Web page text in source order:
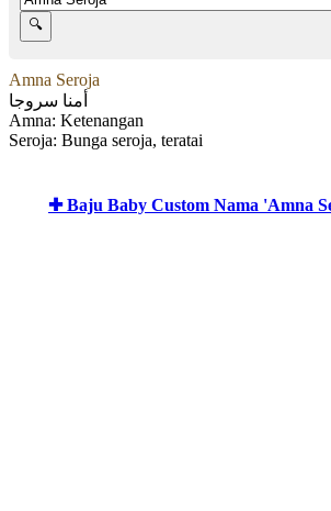
Amna Seroja
أمنا سروجا
Amna: Ketenangan
Seroja: Bunga seroja, teratai
✚ Baju Baby Custom Nama 'Amna